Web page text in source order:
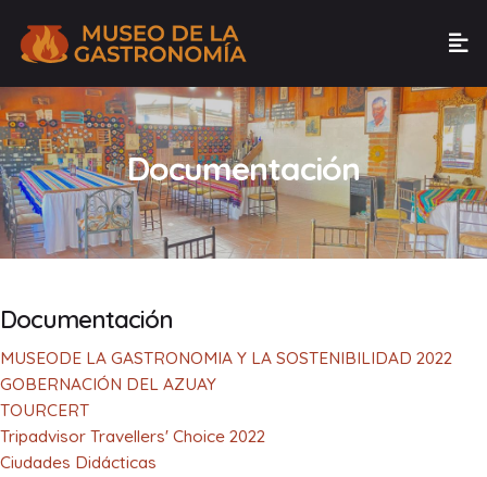
Documentación
Documentación
MUSEODE LA GASTRONOMIA Y LA SOSTENIBILIDAD 2022
GOBERNACIÓN DEL AZUAY
TOURCERT
Tripadvisor Travellers' Choice 2022
Ciudades Didácticas